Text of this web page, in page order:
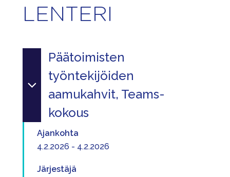
LENTERI
Päätoimisten
työntekijöiden
aamukahvit, Teams-
kokous
Ajankohta
4.2.2026 - 4.2.2026
Järjestäjä